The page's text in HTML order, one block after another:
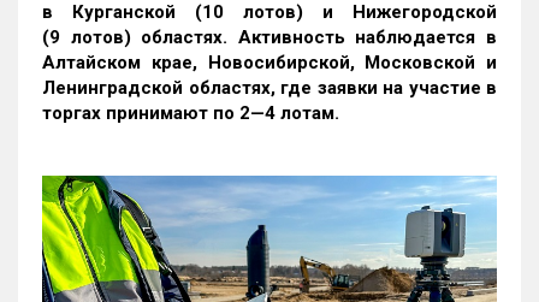
в Курганской (10 лотов) и Нижегородской
(9 лотов) областях. Активность наблюдается в
Алтайском крае, Новосибирской, Московской и
Ленинградской областях, где заявки на участие в
торгах принимают по 2—4 лотам.